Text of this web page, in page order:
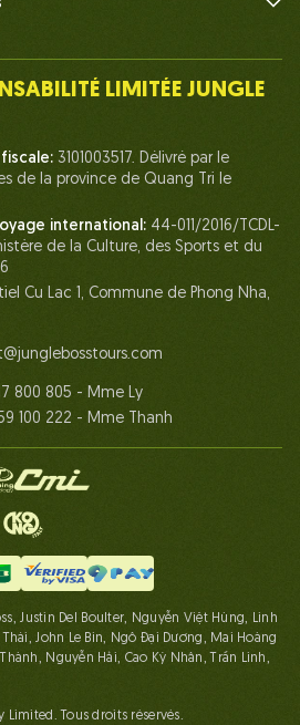
LIMITÉE JUNGLE
3101003517. Délivré par le
de la province de Quang Tri le
international: 44-011/2016/TCDL-
de la Culture, des Sports et du
Cu Lac 1, Commune de Phong Nha,
800 805 - Mme Ly
100 222 - Mme Thanh
Justin Del Boulter, Nguyễn Việt Hùng, Linh
John Le Bin, Ngô Đại Dương, Mai Hoàng
Nguyễn Hải, Cao Kỳ Nhân, Trần Linh,
Tous droits réservés.